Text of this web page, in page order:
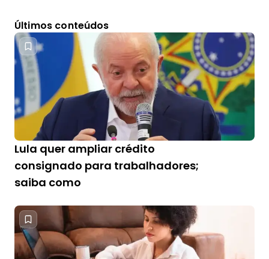
Últimos conteúdos
Lula quer ampliar crédito
consignado para trabalhadores;
saiba como